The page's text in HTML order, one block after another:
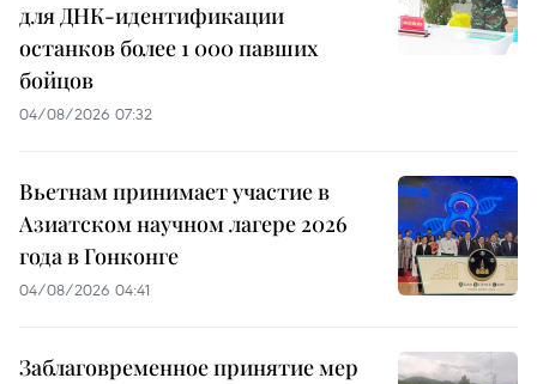
для ДНК-идентификации
останков более 1 000 павших
бойцов
04/08/2026 07:32
Вьетнам принимает участие в
Азиатском научном лагере 2026
года в Гонконге
04/08/2026 04:41
Заблаговременное принятие мер